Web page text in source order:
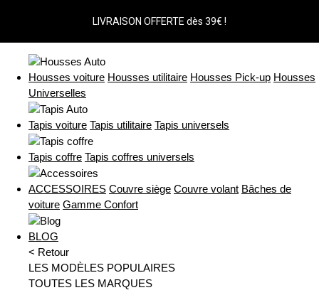
LIVRAISON OFFERTE dès 39€ !
Housses voiture Housses utilitaire Housses Pick-up Housses
Universelles
Tapis voiture Tapis utilitaire Tapis universels
Tapis coffre Tapis coffres universels
ACCESSOIRES Couvre siège Couvre volant Bâches de
voiture Gamme Confort
BLOG
< Retour
LES MODÈLES POPULAIRES
TOUTES LES MARQUES